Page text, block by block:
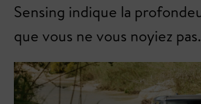
Sensing indique la
que vous ne vous noyiez pas.